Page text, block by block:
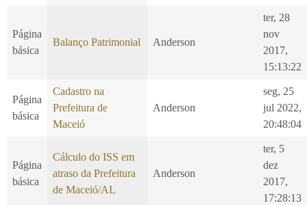
Página
básica
Balanço Patrimonial Anderson
ter, 28
nov
2017,
15:13:22
Página
básica
Cadastro na
Prefeitura de
Maceió
Anderson
seg, 25
jul 2022,
20:48:04
Página
básica
Cálculo do ISS em
atraso da Prefeitura
de Maceió/AL
Anderson
ter, 5
dez
2017,
17:28:13